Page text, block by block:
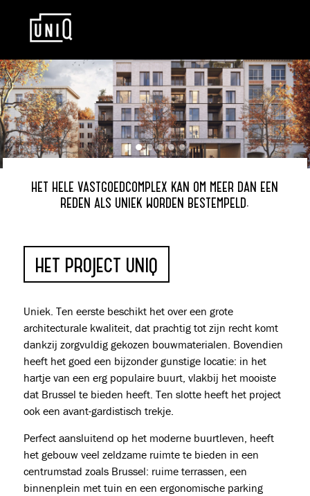
HET HELE VASTGOEDCOMPLEX KAN OM MEER DAN EEN
REDEN ALS UNIEK WORDEN BESTEMPELD.
HET PROJECT UNIQ
Uniek. Ten eerste beschikt het over een grote
architecturale kwaliteit, dat prachtig tot zijn recht komt
dankzij zorgvuldig gekozen bouwmaterialen. Bovendien
heeft het goed een bijzonder gunstige locatie: in het
hartje van een erg populaire buurt, vlakbij het mooiste
dat Brussel te bieden heeft. Ten slotte heeft het project
ook een avant-gardistisch trekje.
Perfect aansluitend op het moderne buurtleven, heeft
het gebouw veel zeldzame ruimte te bieden in een
centrumstad zoals Brussel: ruime terrassen, een
binnenplein met tuin en een ergonomische parking